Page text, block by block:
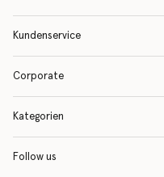
Kundenservice
Corporate
Kategorien
Follow us